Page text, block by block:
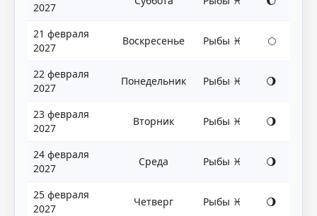
2027
21 февраля
2027
Воскресенье Рыбы ♓ 🌕
22 февраля
2027
Понедельник Рыбы ♓ 🌖
23 февраля
2027
Вторник Рыбы ♓ 🌖
24 февраля
2027
Среда Рыбы ♓ 🌖
25 февраля
2027
Четверг Рыбы ♓ 🌖